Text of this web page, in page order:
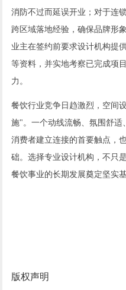
消防不过而延误开业；对于连
跨区域落地经验，确保品牌形
业主在签约前要求设计机构提
等资料，并实地考察已完成项
力。
餐饮行业竞争日趋激烈，空间
施"。一个动线流畅、氛围舒
消费者建立连接的首要触点，
础。选择专业设计机构，不只
餐饮事业的长期发展奠定坚实基
版权声明